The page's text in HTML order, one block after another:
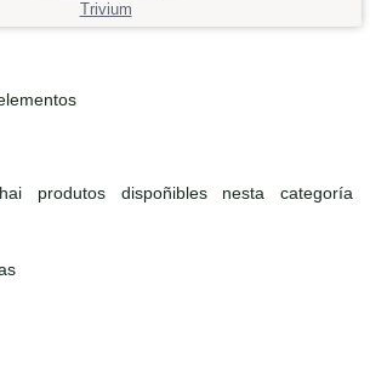
Trivium
produtos dispoñibles nesta categoría